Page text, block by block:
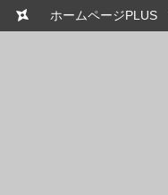
ホームページPLUS